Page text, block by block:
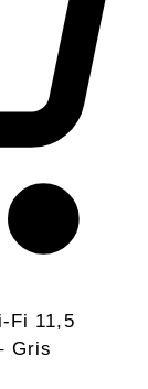
Fi 11,5
Gris